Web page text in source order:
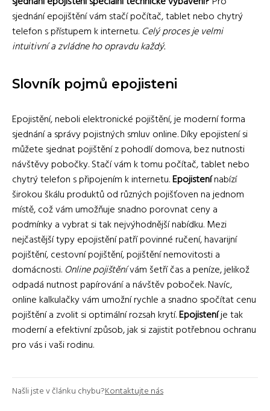
sjednání epojištění vám stačí počítač, tablet nebo chytrý
telefon s přístupem k internetu. Celý proces je velmi
intuitivní a zvládne ho opravdu každý.
Slovník pojmů epojisteni
Epojistění, neboli elektronické pojištění, je moderní forma
sjednání a správy pojistných smluv online. Díky epojistení si
můžete sjednat pojištění z pohodlí domova, bez nutnosti
návštěvy pobočky. Stačí vám k tomu počítač, tablet nebo
chytrý telefon s připojením k internetu.Epojistenínabízí
širokou škálu produktů od různých pojišťoven na jednom
místě, což vám umožňuje snadno porovnat ceny a
podmínky a vybrat si tak nejvýhodnější nabídku. Mezi
nejčastější typy epojistění patří povinné ručení, havarijní
pojištění, cestovní pojištění, pojištění nemovitosti a
domácnosti. Online pojištěnívám šetří čas a peníze, jelikož
odpadá nutnost papírování a návštěv poboček. Navíc,
online kalkulačky vám umožní rychle a snadno spočítat cenu
pojištění a zvolit si optimální rozsah krytí.Epojisteníje tak
moderní a efektivní způsob, jak si zajistit potřebnou ochranu
pro vás i vaši rodinu.
Našli jste v článku chybu?Kontaktujte nás